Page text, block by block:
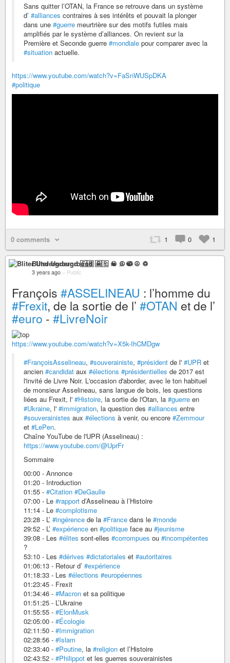
Sans quitter l’OTAN, la France se retrouve dans un système
d’ #alliances contraires à ses intérêts et pouvait la plonger
dans une #guerre meurtrière sur des motifs futiles mais
amplifiés par le système d’alliances. On revient sur la
Première et Seconde guerre #mondiale pour comparer avec la
#situation actuelle.
https://www.youtube.com/watch?v=FaSnWUSpDKA
#politique
0 comments 1 0 1
Bliter Underground 🇫🇷 ☠ ♫ ☯ ☮ ♽
3 years ago – Public
François #ASSELINEAU : l’homme du
#Frexit, de la sortie de l’ #OTAN et de l’
#euro - #LivreNoir
https://www.youtube.com/watch?v=X5k-IhCMDgw
#FrançoisAsselineau, #souverainiste, #président de l' #UPR et
ancien #candidat aux #élections #présidentielles de 2017 est
l'invité de Livre Noir. L'occasion d'aborder, avec le ton habituel
de monsieur Asselineau, sans langue de bois, les questions
liées au Frexit, l' #Histoire, la sortie de l'Otan, la #guerre en
#Ukraine, l' #immigration, la question des #alliances entre
#souverainistes aux #élections à venir, ou encore #Zemmour
et #LePen.
Chaîne YouTube de l'UPR (Asselineau) :
https://www.youtube.com/@UprFr
Sommaire
00:00 - Annonce
01:20 - Introduction
01:55 - #Citation #DeGaulle
07:00 - Le #rapport d’Asselineau à l’Histoire
11:14 - Le #complotisme
23:28 - L’ #ingérence de la #France dans le #monde
29:52 - L’ #expérience en #politique face au #jeunisme
39:08 - Les #élites sont-elles #corrompues ou #incompétentes
?
53:10 - Les #dérives #dictatoriales et #autoritaires
01:06:13 - Retour d’ #expérience
01:18:33 - Les #élections #européennes
01:23:45 - Frexit
01:34:46 - #Macron et sa politique
01:51:25 - L’Ukraine
01:55:55 - #ElonMusk
02:05:00 - #Écologie
02:11:50 - #Immigration
02:28:56 - #Islam
02:33:40 - #Poutine, la #religion et l’Histoire
02:43:52 - #Philippot et les guerres souverainistes